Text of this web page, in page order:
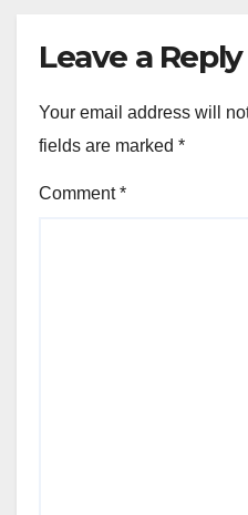
Leave a Reply
Your email address will
fields are marked *
Comment*